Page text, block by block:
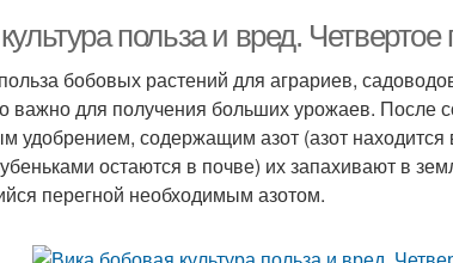
польза и вред.
бобовых растений для аграриев,
важно для получения больших урожаев. После
содержащим азот (азот находится
остаются в почве) их запахивают в
перегной необходимым азотом.